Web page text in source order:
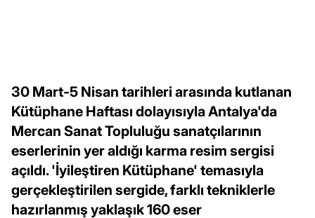
30 Mart-5 Nisan tarihleri arasında kutlanan
Kütüphane Haftası dolayısıyla Antalya'da
Mercan Sanat Topluluğu sanatçılarının
eserlerinin yer aldığı karma resim sergisi
açıldı. 'İyileştiren Kütüphane' temasıyla
gerçekleştirilen sergide, farklı tekniklerle
hazırlanmış yaklaşık 160 eser